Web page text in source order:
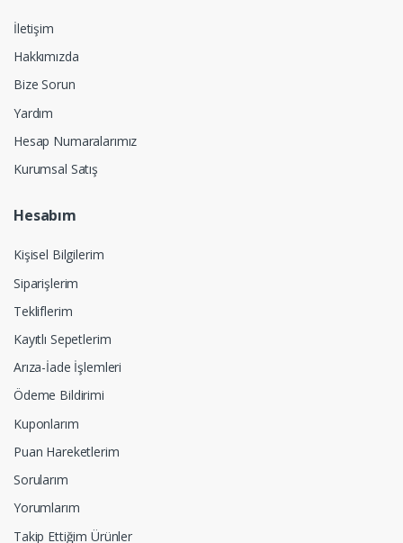
İletişim
Hakkımızda
Bize Sorun
Yardım
Hesap Numaralarımız
Kurumsal Satış
Hesabım
Kişisel Bilgilerim
Siparişlerim
Tekliflerim
Kayıtlı Sepetlerim
Arıza-İade İşlemleri
Ödeme Bildirimi
Kuponlarım
Puan Hareketlerim
Sorularım
Yorumlarım
Takip Ettiğim Ürünler